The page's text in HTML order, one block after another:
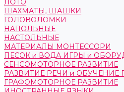
ЛОТО
ШАХМАТЫ, ШАШКИ
ГОЛОВОЛОМКИ
НАПОЛЬНЫЕ
НАСТОЛЬНЫЕ
МАТЕРИАЛЫ МОНТЕССОРИ
ПЕСОК и ВОДА ИГРЫ и
СЕНСОМОТОРНОЕ РАЗВИТИЕ
РАЗВИТИЕ РЕЧИ и ОБУЧЕНИЕ
ГРАФОМОТОРНОЕ РАЗВИТИЕ